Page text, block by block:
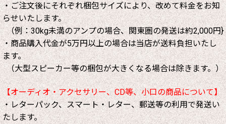
・ご注文後にそれぞれ梱包サイズにより、改めて料金をお知
らせいたします。
（例：30kg未満のアンプの場合、関東圏の発送は約2,000円}
・商品購入代金が5万円以上の場合は当店が送料負担いたし
ます。
（大型スピーカー等の梱包が大きくなる場合は除きます。）
【オーディオ・アクセサリー、CD等、小口の商品について】
・レターパック、スマート・レター、郵送等の利用で発送い
たします。